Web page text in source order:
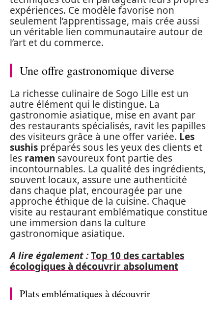
expériences. Ce modèle favorise non
seulement l’apprentissage, mais crée aussi
un véritable lien communautaire autour de
l’art et du commerce.
Une offre gastronomique diverse
La richesse culinaire de Sogo Lille est un
autre élément qui le distingue. La
gastronomie asiatique, mise en avant par
des restaurants spécialisés, ravit les papilles
des visiteurs grâce à une offer variée. Les
sushis préparés sous les yeux des clients et
les ramen savoureux font partie des
incontournables. La qualité des ingrédients,
souvent locaux, assure une authenticité
dans chaque plat, encouragée par une
approche éthique de la cuisine. Chaque
visite au restaurant emblématique constitue
une immersion dans la culture
gastronomique asiatique.
A lire également :Top 10 des cartables
écologiques à découvrir absolument
Plats emblématiques à découvrir